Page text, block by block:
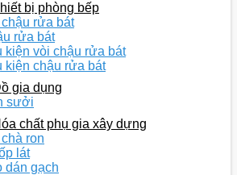
bị phòng bếp
rửa bát
rửa bát
kiện vòi chậu rửa bát
kiện chậu rửa bát
gia dụng
sưởi
chất phụ gia xây dựng
chà ron
lát
dán gạch